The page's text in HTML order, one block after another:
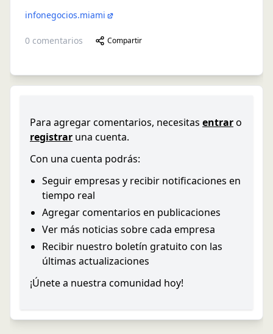
infonegocios.miami
0 comentarios Compartir
Para agregar comentarios, necesitas entraro
registrar una cuenta.
Con una cuenta podrás:
Seguir empresas y recibir notificaciones en
tiempo real
Agregar comentarios en publicaciones
Ver más noticias sobre cada empresa
Recibir nuestro boletín gratuito con las
últimas actualizaciones
¡Únete a nuestra comunidad hoy!